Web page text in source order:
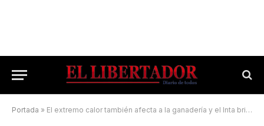
Portada » El extremo calor también afecta a la ganadería y el Inta brinda asistencia